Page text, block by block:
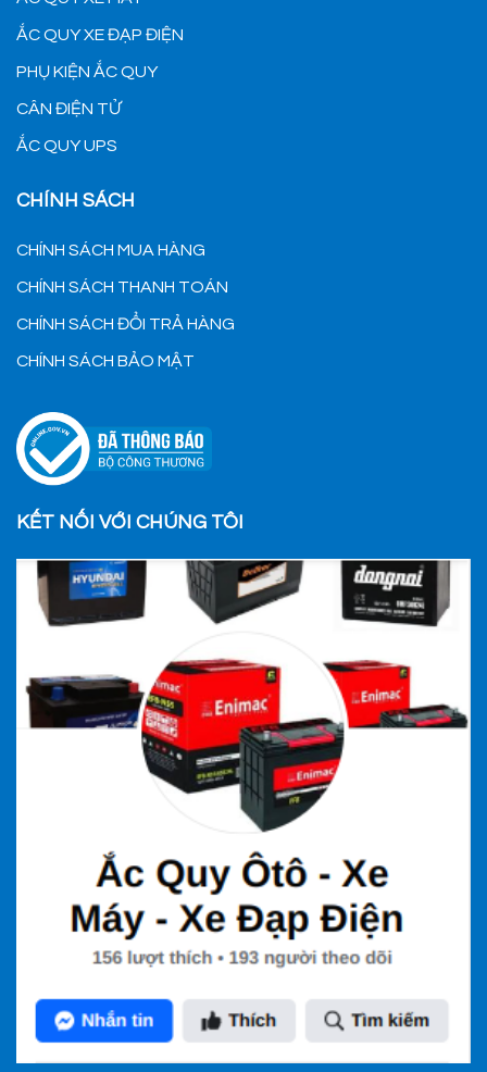
ẮC QUY XE ĐẠP ĐIỆN
PHỤ KIỆN ẮC QUY
CÂN ĐIỆN TỬ
ẮC QUY UPS
CHÍNH SÁCH
CHÍNH SÁCH MUA HÀNG
CHÍNH SÁCH THANH TOÁN
CHÍNH SÁCH ĐỔI TRẢ HÀNG
CHÍNH SÁCH BẢO MẬT
KẾT NỐI VỚI CHÚNG TÔI